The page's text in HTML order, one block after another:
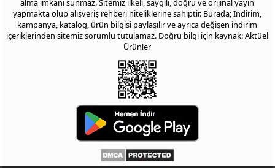
alma imkanı sunmaz. Sitemiz ilkeli, saygılı, doğru ve orijinal yayın
yapmakta olup alışveriş rehberi niteliklerine sahiptir. Burada; İndirim,
kampanya, katalog, ürün bilgisi paylaşılır ve ayrıca değişen indirim
içeriklerinden sitemiz sorumlu tutulamaz. Doğru bilgi için kaynak: Aktüel
Ürünler